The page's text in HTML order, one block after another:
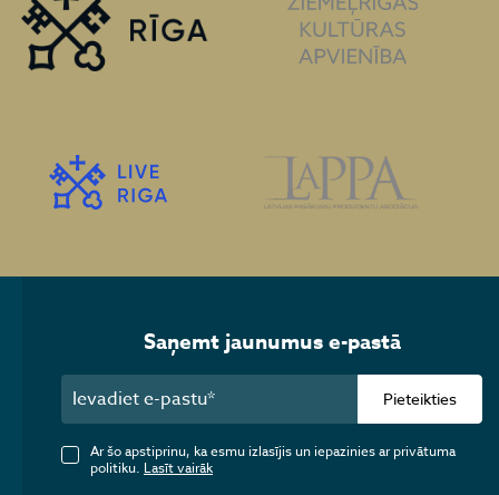
Saņemt jaunumus e-pastā
Pieteikties
Ar šo apstiprinu, ka esmu izlasījis un iepazinies ar privātuma
politiku. Lasīt vairāk